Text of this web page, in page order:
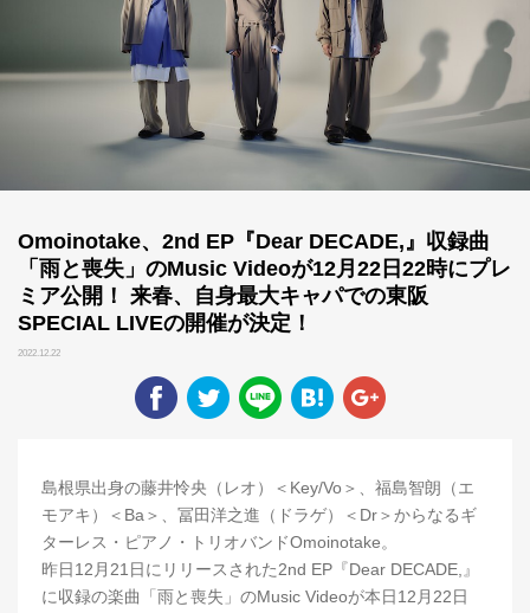
Omoinotake、2nd EP『Dear DECADE,』収録曲
「雨と喪失」のMusic Videoが12月22日22時にプレ
ミア公開！ 来春、自身最大キャパでの東阪
SPECIAL LIVEの開催が決定！
2022.12.22
島根県出身の藤井怜央（レオ）＜Key/Vo＞、福島智朗（エ
モアキ）＜Ba＞、冨田洋之進（ドラゲ）＜Dr＞からなるギ
ターレス・ピアノ・トリオバンドOmoinotake。
昨日12月21日にリリースされた2nd EP『Dear DECADE,』
に収録の楽曲「雨と喪失」のMusic Videoが本日12月22日